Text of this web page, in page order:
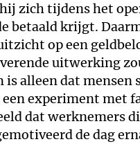
zich tijdens het
betaald krijgt.
op een
uitwerking
is alleen dat mensen
experiment met
dat werknemers
de dag